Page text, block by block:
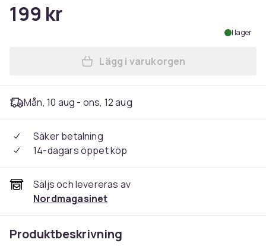
199 kr
I lager
Lägg till Toalettpall - Vid
Lägg i varukorgen
Mån, 10 aug - ons, 12 aug
Säker betalning
14-dagars öppet köp
Säljs och levereras av
Nordmagasinet
Produktbeskrivning